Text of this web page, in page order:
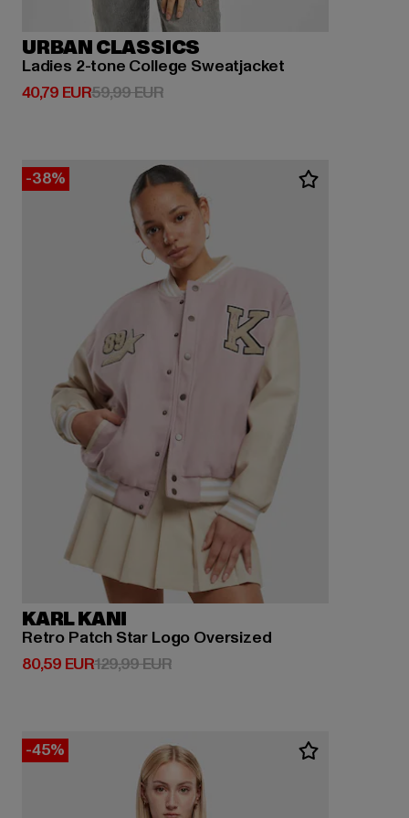
URBAN CLASSICS
Ladies 2-tone College Sweatjacket
40,79 EUR
Derzeitiger Preis: 40,79 EUR
59,99 EURAktionspreis: 59,99 EUR
-38%
KARL KANI
Retro Patch Star Logo Oversized
80,59 EUR
Derzeitiger Preis: 80,59 EUR
129,99 EURAktionspreis: 129,99 EUR
-45%